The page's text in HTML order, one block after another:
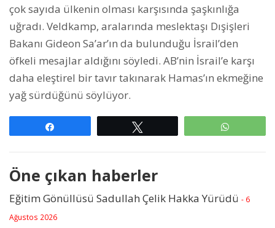
çok sayıda ülkenin olması karşısında şaşkınlığa
uğradı. Veldkamp, ​​aralarında meslektaşı Dışişleri
Bakanı Gideon Sa’ar’ın da bulunduğu İsrail’den
öfkeli mesajlar aldığını söyledi. AB’nin İsrail’e karşı
daha eleştirel bir tavır takınarak Hamas’ın ekmeğine
yağ sürdüğünü söylüyor.
Öne çıkan haberler
Eğitim Gönüllüsü Sadullah Çelik Hakka Yürüdü - 6
Ağustos 2026